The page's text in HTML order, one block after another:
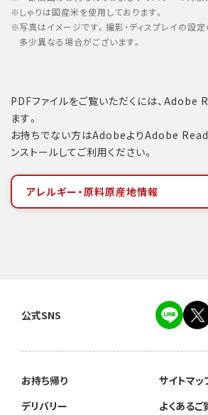
しゃりは国産米を使用しております。
写真はイメージです。撮影・ディスプレイの設
多少異なる場合がございます。
PDFファイルをご覧いただくには、Adobe
ます。
お持ちでない方はAdobeよりAdobe
ンストールしてご利用ください。
アレルギー・原料原産地情報
公式SNS
お持ち帰り
デリバリー
サイトマッ
よくあるご